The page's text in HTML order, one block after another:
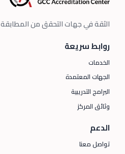
الثقة في جهات التحقق من المطابقة
روابط سريعة
الخدمات
الجهات المعتمدة
البرامج التدريبية
وثائق المركز
الدعم
تواصل معنا